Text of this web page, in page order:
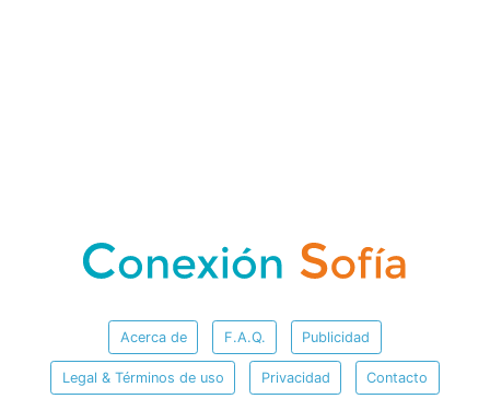
Acerca de F.A.Q. Publicidad
Legal & Términos de uso Privacidad Contacto